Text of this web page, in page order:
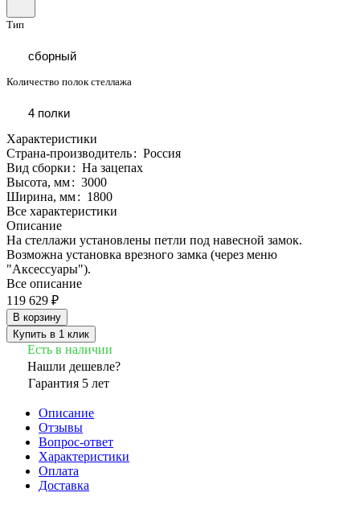
Тип
сборный
Количество полок стеллажа
4 полки
Характеристики
Страна-производитель: Россия
Вид сборки : На зацепах
Высота, мм: 3000
Ширина, мм: 1800
Все характеристики
Описание
На стеллажи установлены петли под навесной замок.
Возможна установка врезного замка (через меню
"Аксессуары").
Все описание
119 629 ₽
В корзину
Купить в 1 клик
Есть в наличии
Нашли дешевле?
Гарантия 5 лет
Описание
Отзывы
Вопрос-ответ
Характеристики
Оплата
Доставка